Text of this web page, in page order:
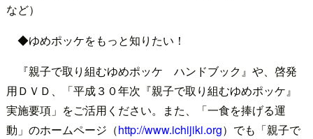
など）
◆ゆめポッケをもっと知りたい！
『親子で取り組むゆめポッケ ハンドブック』や、啓発
用ＤＶＤ、「平成３０年次『親子で取り組むゆめポッケ』
実施要項」をご活用ください。また、「一食を捧げる運
動」のホームページ（http://www.ichijiki.org）でも「親子で